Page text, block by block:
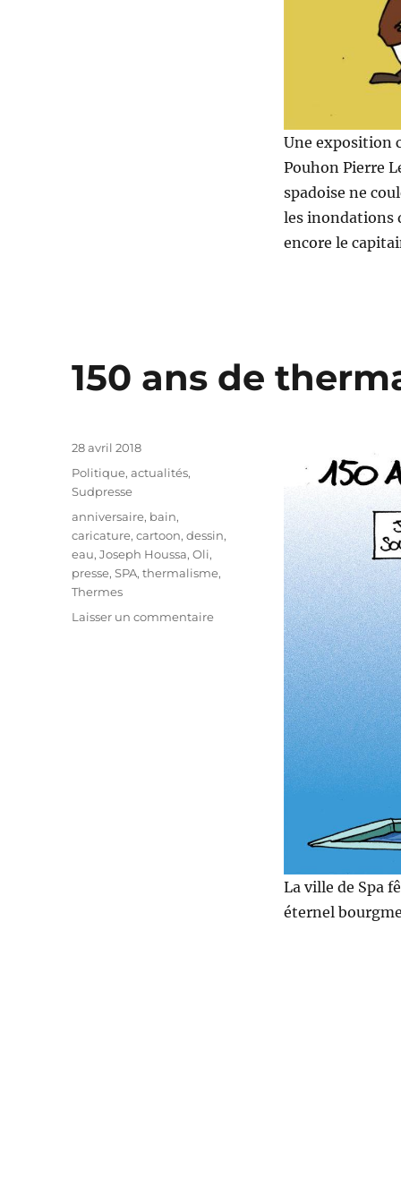
Une exposition
Pouhon Pierre
spadoise ne
les inondations
encore le
150 ans de
La ville de Spa
éternel
Publié
28 avril 2018
Catégories
Politique, actualités,
Sudpresse
Étiquettes
anniversaire, bain,
caricature,cartoon,dessin,
eau,Joseph Houssa,Oli,
presse,SPA,thermalisme,
Thermes
Laisser un commentairesur
thermalisme